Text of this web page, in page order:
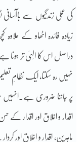
کی عملی زندگیوں سے باآسانی
زیادہ فائدہ اٹھاو کے علاوہ
دراصل اس کا الِہیٰ تر ہونا ہے۔
نہیں رہ سکتا، ایک نظامِ
پر جاننا ضروری ہے۔انہیں
اقدار و اخلاق اور اقدار کے
ماہرین، اقدار و اخلاق اور